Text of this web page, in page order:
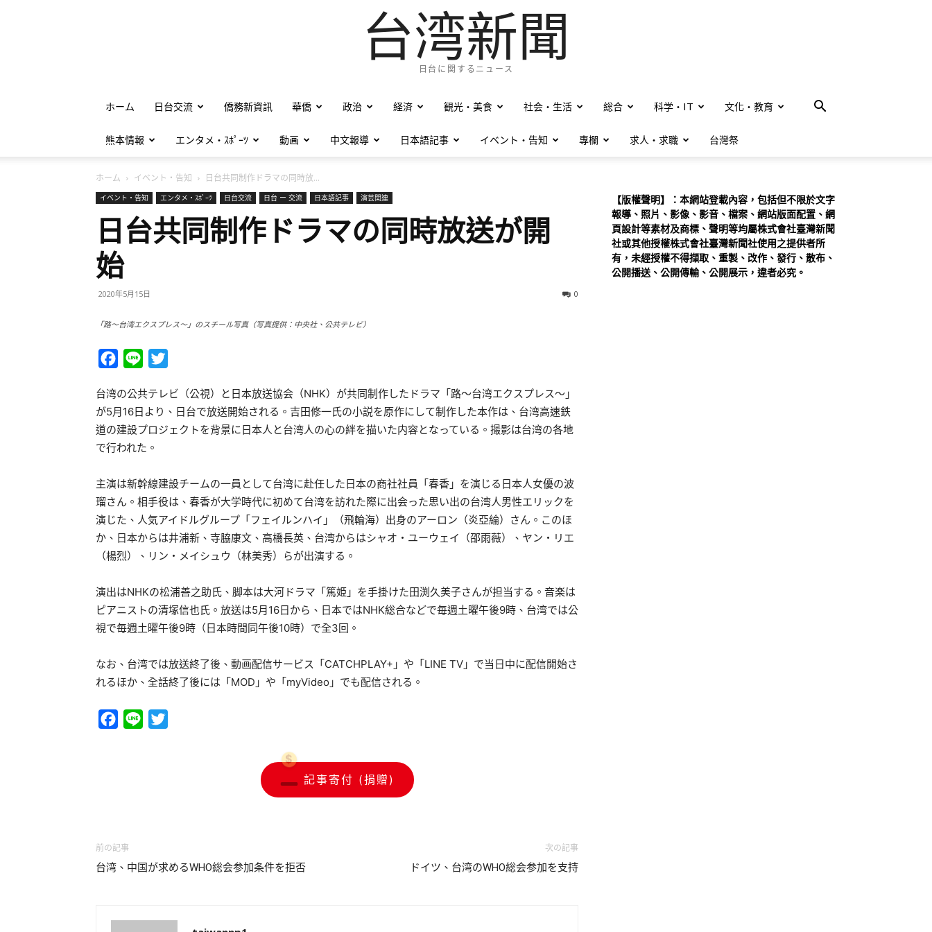
台湾新聞
日台に関するニュース
ホーム 日台交流 僑務新資訊 華僑 政治 経済 観光・美食 社会・生活 総合 科学・IT 文化・教育
熊本情報 エンタメ・ｽﾎﾟｰﾂ 動画 中文報導 日本語記事 イベント・告知 專欄 求人・求職 台灣祭
ホーム イベント・告知 日台共同制作ドラマの同時放...
イベント・告知 エンタメ・ｽﾎﾟｰﾂ 日台交流 日台 ー 交流 日本語記事 演芸関連
日台共同制作ドラマの同時放送が開
始
2020年5月15日 0
「路～台湾エクスプレス～」のスチール写真（写真提供：中央社、公共テレビ）
Facebook
Line
台湾の公共テレビ（公視）と日本放送協会（NHK）が共同制作したドラマ「路～台湾エクスプレス～」
が5月16日より、日台で放送開始される。吉田修一氏の小説を原作にして制作した本作は、台湾高速鉄
道の建設プロジェクトを背景に日本人と台湾人の心の絆を描いた内容となっている。撮影は台湾の各地
で行われた。
主演は新幹線建設チームの一員として台湾に赴任した日本の商社社員「春香」を演じる日本人女優の波
瑠さん。相手役は、春香が大学時代に初めて台湾を訪れた際に出会った思い出の台湾人男性エリックを
演じた、人気アイドルグループ「フェイルンハイ」（飛輪海）出身のアーロン（炎亞綸）さん。このほ
か、日本からは井浦新、寺脇康文、高橋長英、台湾からはシャオ・ユーウェイ（邵雨薇）、ヤン・リエ
（楊烈）、リン・メイシュウ（林美秀）らが出演する。
演出はNHKの松浦善之助氏、脚本は大河ドラマ「篤姫」を手掛けた田渕久美子さんが担当する。音楽は
ピアニストの清塚信也氏。放送は5月16日から、日本ではNHK総合などで毎週土曜午後9時、台湾では公
視で毎週土曜午後9時（日本時間同午後10時）で全3回。
なお、台湾では放送終了後、動画配信サービス「CATCHPLAY+」や「LINE TV」で当日中に配信開始さ
れるほか、全話終了後には「MOD」や「myVideo」でも配信される。
Facebook
Line
記事寄付 (捐贈)
前の記事
台湾、中国が求めるWHO総会参加条件を拒否
次の記事
ドイツ、台湾のWHO総会参加を支持
【版權聲明】：本網站登載內容，包括但不限於文字
報導、照片、影像、影音、檔案、網站版面配置、網
頁設計等素材及商標、聲明等均屬株式會社臺灣新聞
社或其他授權株式會社臺灣新聞社使用之提供者所
有，未經授權不得擷取、重製、改作、發行、散布、
公開播送、公開傳輸、公開展示，違者必究。